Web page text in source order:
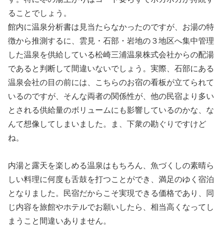
ることでしょう。
館内に温泉分析書は見当たらなかったのですが、お湯の特
徴から推測するに、雲見・石部・岩地の３地区へ集中管理
した温泉を供給している松崎三浦温泉株式会社からの配湯
であると判断して間違いないでしょう。実際、石部にある
温泉会社の目の前には、こちらのお宿の看板が立てられて
いるのですが、そんな両者の関係性が、他の民宿より多い
とされる供給量のボリュームにも影響しているのかな、な
んて想像してしまいました。ま、下衆の勘ぐりですけど
ね。
内湯と露天を楽しめる温泉はもちろん、魚づくしの素晴ら
しい料理に何度も舌鼓を打つことができ、満足のゆく宿泊
となりました。民宿だからこそ実現できる価格であり、同
じ内容を旅館やホテルでお願いしたら、相当高くなってし
まうこと間違いありません。